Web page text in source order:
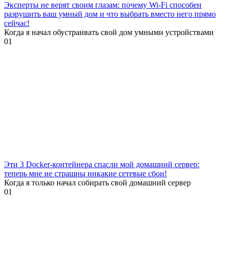
Эксперты не верят своим глазам: почему Wi-Fi способен
разрушить ваш умный дом и что выбрать вместо него прямо
сейчас!
Когда я начал обустраивать свой дом умными устройствами
01
Эти 3 Docker-контейнера спасли мой домашний сервер:
теперь мне не страшны никакие сетевые сбои!
Когда я только начал собирать свой домашний сервер
01